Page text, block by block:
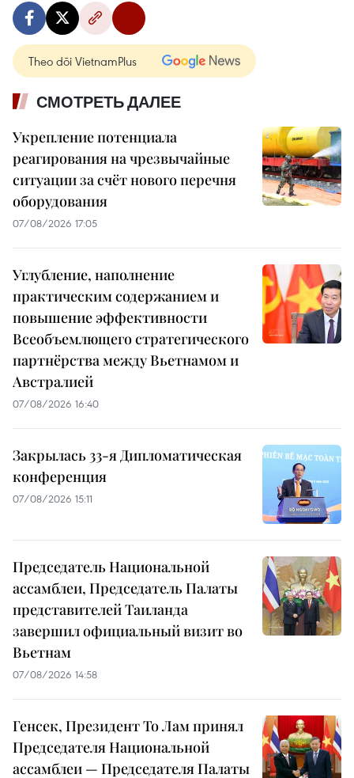
Theo dõi VietnamPlus
СМОТРЕТЬ ДАЛЕЕ
Укрепление потенциала
реагирования на чрезвычайные
ситуации за счёт нового перечня
оборудования
07/08/2026 17:05
Углубление, наполнение
практическим содержанием и
повышение эффективности
Всеобъемлющего стратегического
партнёрства между Вьетнамом и
Австралией
07/08/2026 16:40
Закрылась 33-я Дипломатическая
конференция
07/08/2026 15:11
Председатель Национальной
ассамблеи, Председатель Палаты
представителей Таиланда
завершил официальный визит во
Вьетнам
07/08/2026 14:58
Генсек, Президент То Лам принял
Председателя Национальной
ассамблеи — Председателя Палаты